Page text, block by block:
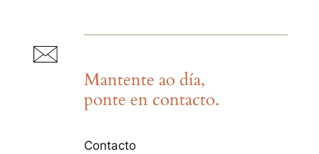
Mantente ao día,
ponte en contacto.
Contacto